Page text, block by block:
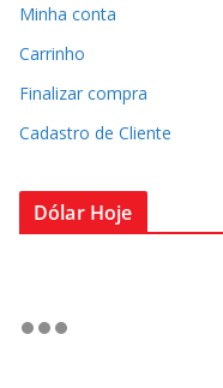
Minha conta
Carrinho
Finalizar compra
Cadastro de Cliente
Dólar Hoje